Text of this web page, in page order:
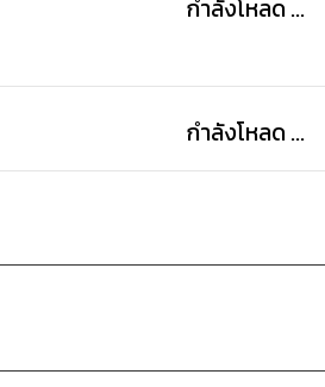
- ประกาศคณะกรรมการกำกับการ
กำลังโหลด ...
กำลังโหลด ...